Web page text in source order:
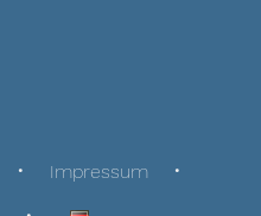
Impressum